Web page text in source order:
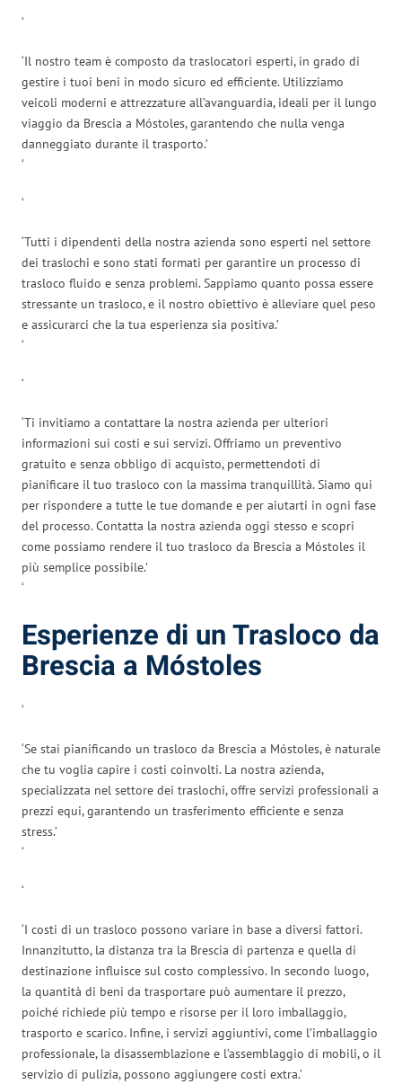
‘
‘Il nostro team è composto da traslocatori esperti, in grado di
gestire i tuoi beni in modo sicuro ed efficiente. Utilizziamo
veicoli moderni e attrezzature all’avanguardia, ideali per il lungo
viaggio da Brescia a Móstoles, garantendo che nulla venga
danneggiato durante il trasporto.’
‘
‘
‘Tutti i dipendenti della nostra azienda sono esperti nel settore
dei traslochi e sono stati formati per garantire un processo di
trasloco fluido e senza problemi. Sappiamo quanto possa essere
stressante un trasloco, e il nostro obiettivo è alleviare quel peso
e assicurarci che la tua esperienza sia positiva.’
‘
‘
‘Ti invitiamo a contattare la nostra azienda per ulteriori
informazioni sui costi e sui servizi. Offriamo un preventivo
gratuito e senza obbligo di acquisto, permettendoti di
pianificare il tuo trasloco con la massima tranquillità. Siamo qui
per rispondere a tutte le tue domande e per aiutarti in ogni fase
del processo. Contatta la nostra azienda oggi stesso e scopri
come possiamo rendere il tuo trasloco da Brescia a Móstoles il
più semplice possibile.’
‘
Esperienze di un Trasloco da
Brescia a Móstoles
‘
‘Se stai pianificando un trasloco da Brescia a Móstoles, è naturale
che tu voglia capire i costi coinvolti. La nostra azienda,
specializzata nel settore dei traslochi, offre servizi professionali a
prezzi equi, garantendo un trasferimento efficiente e senza
stress.’
‘
‘
‘I costi di un trasloco possono variare in base a diversi fattori.
Innanzitutto, la distanza tra la Brescia di partenza e quella di
destinazione influisce sul costo complessivo. In secondo luogo,
la quantità di beni da trasportare può aumentare il prezzo,
poiché richiede più tempo e risorse per il loro imballaggio,
trasporto e scarico. Infine, i servizi aggiuntivi, come l’imballaggio
professionale, la disassemblazione e l’assemblaggio di mobili, o il
servizio di pulizia, possono aggiungere costi extra.’